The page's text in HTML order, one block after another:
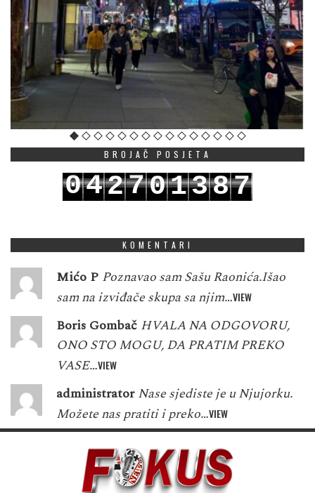
BROJAČ POSJETA
042701387
KOMENTARI
Mićo P Poznavao sam Sašu Raonića.Išao
sam na izviđače skupa sa njim…VIEW
Boris Gombač HVALA NA ODGOVORU,
ONO STO MOGU, DA PRATIM PREKO
VASE…VIEW
administrator Nase sjediste je u Njujorku.
Možete nas pratiti i preko…VIEW